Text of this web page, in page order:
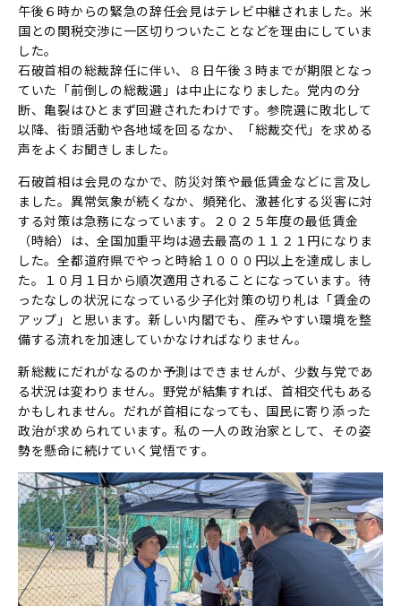
午後６時からの緊急の辞任会見はテレビ中継されました。米
国との関税交渉に一区切りついたことなどを理由にしていま
した。
石破首相の総裁辞任に伴い、８日午後３時までが期限となっ
ていた「前倒しの総裁選」は中止になりました。党内の分
断、亀裂はひとまず回避されたわけです。参院選に敗北して
以降、街頭活動や各地域を回るなか、「総裁交代」を求める
声をよくお聞きしました。
石破首相は会見のなかで、防災対策や最低賃金などに言及し
ました。異常気象が続くなか、頻発化、激甚化する災害に対
する対策は急務になっています。２０２５年度の最低賃金
（時給）は、全国加重平均は過去最高の１１２１円になりま
した。全都道府県でやっと時給１０００円以上を達成しまし
た。１０月１日から順次適用されることになっています。待
ったなしの状況になっている少子化対策の切り札は「賃金の
アップ」と思います。新しい内閣でも、産みやすい環境を整
備する流れを加速していかなければなりません。
新総裁にだれがなるのか予測はできませんが、少数与党であ
る状況は変わりません。野党が結集すれば、首相交代もある
かもしれません。だれが首相になっても、国民に寄り添った
政治が求められています。私の一人の政治家として、その姿
勢を懸命に続けていく覚悟です。